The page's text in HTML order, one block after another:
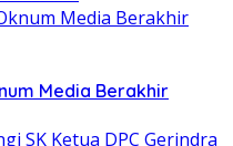
Media Berakhir